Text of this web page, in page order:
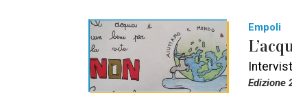
Empoli
Edizione